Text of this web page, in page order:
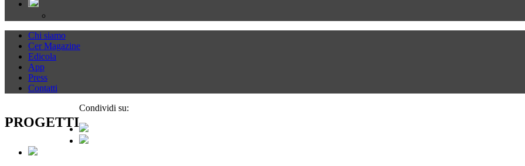
Chi siamo
Cer Magazine
Edicola
App
Press
Contatti
PROGETTI
Condividi su: